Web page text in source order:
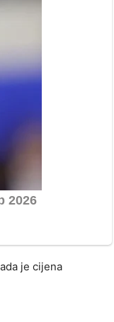
je cijena